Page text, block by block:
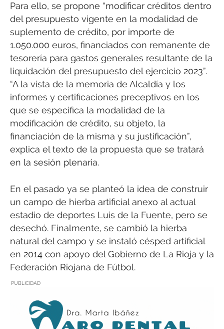
Para ello, se propone “modificar créditos dentro
del presupuesto vigente en la modalidad de
suplemento de crédito, por importe de
1.050.000 euros, financiados con remanente de
tesorería para gastos generales resultante de la
liquidación del presupuesto del ejercicio 2023”.
“A la vista de la memoria de Alcaldía y los
informes y certificaciones preceptivos en los
que se especifica la modalidad de la
modificación de crédito, su objeto, la
financiación de la misma y su justificación”,
explica el texto de la propuesta que se tratará
en la sesión plenaria.
En el pasado ya se planteó la idea de construir
un campo de hierba artificial anexo al actual
estadio de deportes Luis de la Fuente, pero se
desechó. Finalmente, se cambió la hierba
natural del campo y se instaló césped artificial
en 2014 con apoyo del Gobierno de La Rioja y la
Federación Riojana de Fútbol.
PUBLICIDAD